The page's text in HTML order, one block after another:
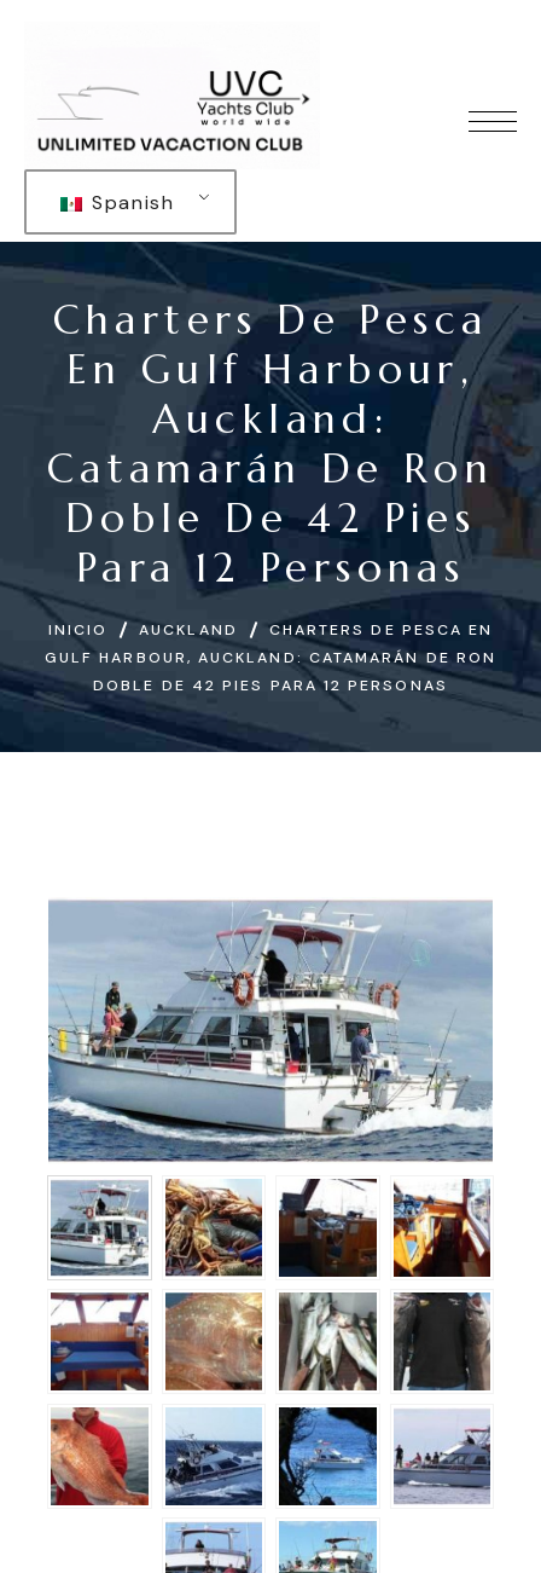
Spanish
Charters De Pesca
En Gulf Harbour,
Auckland:
Catamarán De Ron
Doble De 42 Pies
Para 12 Personas
INICIO AUCKLAND
CHARTERS DE PESCA EN
GULF HARBOUR, AUCKLAND: CATAMARÁN DE RON
DOBLE DE 42 PIES PARA 12 PERSONAS